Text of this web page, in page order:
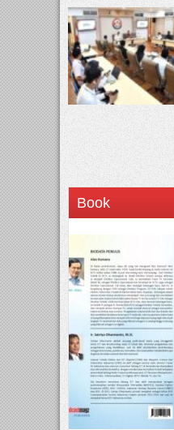
Book